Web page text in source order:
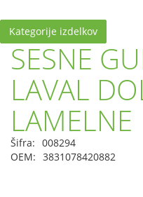
VRSTA 3
VRSTA 3
VRSTA 3
Kategorije izdelkov
SESNE
LAVAL
LAMELNE
Šifra: 008294
OEM: 3831078420882